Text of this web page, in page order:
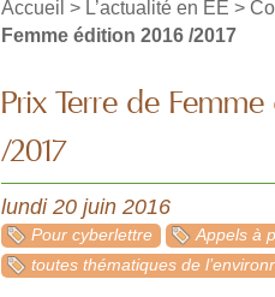
Accueil > L’actualité en EE >
Femme édition 2016 /2017
Prix Terre de
/2017
lundi 20 juin 2016
Pour cyberlettre
Appels à
toutes thématiques de